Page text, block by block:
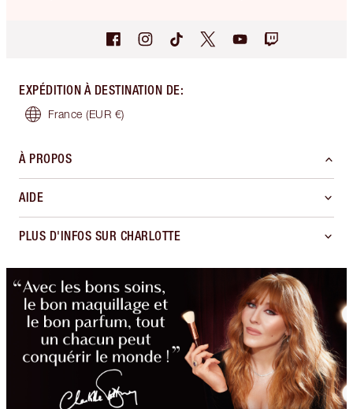
EXPÉDITION À DESTINATION DE:
France (EUR €)
À PROPOS
AIDE
PLUS D'INFOS SUR CHARLOTTE